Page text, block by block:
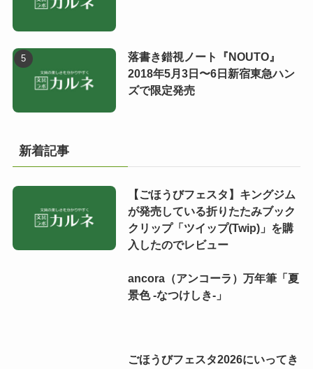
落書き錯視ノート『NOUTO』
2018年5月3日〜6日新宿東急ハン
ズで限定発売
新着記事
【ごほうびフェスタ】キングジム
が発売している折りたたみブック
クリップ「ツイップ(Twip)」を購
入したのでレビュー
ancora（アンコーラ）万年筆「夏
景色 -なつけしき-」
ごほうびフェスタ2026にいってき